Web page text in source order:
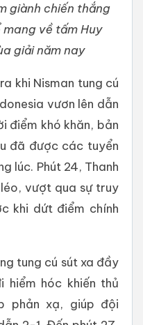
giành chiến thắng
về tấm Huy
giải năm nay
khi Nisman tung cú
vươn lên dẫn
điểm khó khăn, bản
đã được các tuyển
lúc. Phút 24, Thanh
vượt qua sự truy
khi dứt điểm chính
tung cú sút xa đầy
hiểm hóc khiến thủ
phản xạ, giúp đội